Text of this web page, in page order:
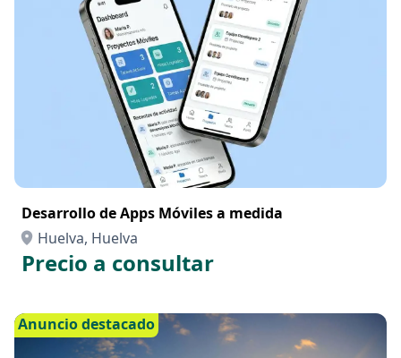
Desarrollo de Apps Móviles a medida
Huelva, Huelva
Precio a consultar
Anuncio destacado